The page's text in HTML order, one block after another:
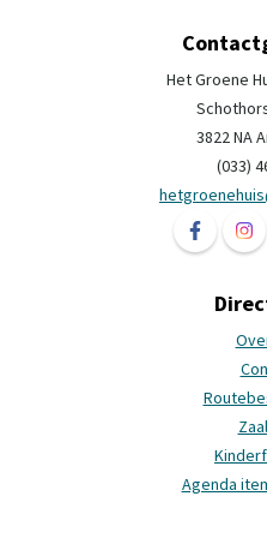
Het Groene
3822 NA
(033)
Volg
Agenda